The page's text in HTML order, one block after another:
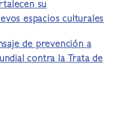
su
espacios culturales
de prevención a
contra la Trata de